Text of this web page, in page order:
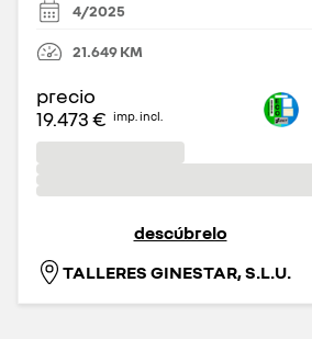
4/2025
21.649KM
precio
19.473 € imp. incl.
descúbrelo
TALLERES GINESTAR, S.L.U.